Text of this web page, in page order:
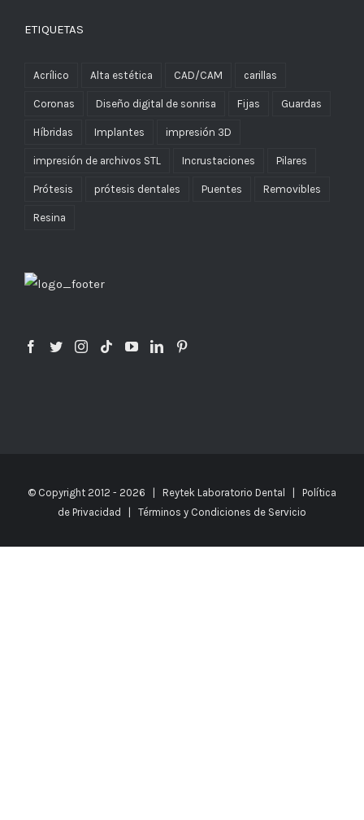
ETIQUETAS
Acrílico Alta estética CAD/CAM carillas
Coronas Diseño digital de sonrisa Fijas Guardas
Híbridas Implantes impresión 3D
impresión de archivos STL Incrustaciones Pilares
Prótesis prótesis dentales Puentes Removibles
Resina
© Copyright 2012 - 2026 | Reytek Laboratorio Dental
Política
de Privacidad
Términos y Condiciones de Servicio